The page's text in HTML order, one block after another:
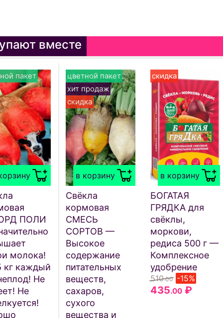
вместе
пакет
ПОЛИ
молока!
кг каждый
Не
Не
в корзину
цветной пакет
хит продаж
скидка
Свёкла
кормовая
СМЕСЬ
СОРТОВ —
Высокое
содержание
питательных
веществ,
сахаров,
сухого
вещества и
в корзину
скидка
БОГАТАЯ
ГРЯДКА для
свёклы,
моркови,
редиса 500 г —
Комплексное
удобрение
510.00 -15%
435.00₽